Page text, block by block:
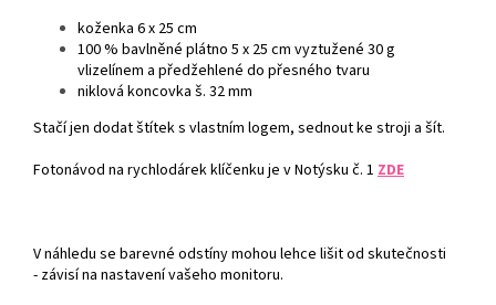
koženka 6 x 25 cm
100 % bavlněné plátno 5 x 25 cm vyztužené 30 g
vlizelínem a předžehlené do přesného tvaru
niklová koncovka š. 32 mm
Stačí jen dodat štítek s vlastním logem, sednout ke stroji a šít.
Fotonávod na rychlodárek klíčenku je v Notýsku č. 1 ZDE
V náhledu se barevné odstíny mohou lehce lišit od skutečnosti
- závisí na nastavení vašeho monitoru.